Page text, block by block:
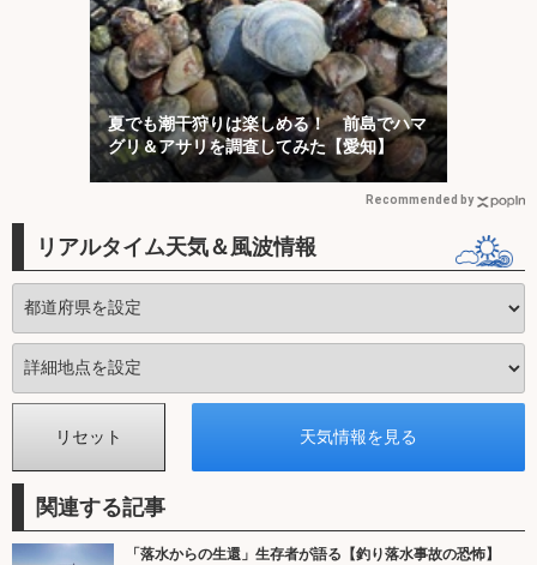
夏でも潮干狩りは楽しめる！ 前島でハマ
グリ＆アサリを調査してみた【愛知】
Recommended by
リアルタイム天気＆風波情報
関連する記事
「落水からの生還」生存者が語る【釣り落水事故の恐怖】